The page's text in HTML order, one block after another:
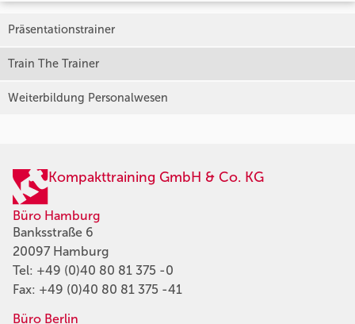
Präsentationstrainer
Train The Trainer
Weiterbildung Personalwesen
Kompakttraining GmbH & Co. KG
Büro Hamburg
Banksstraße 6
20097 Hamburg
Tel: +49 (0)40 80 81 375 -0
Fax: +49 (0)40 80 81 375 -41
Büro Berlin